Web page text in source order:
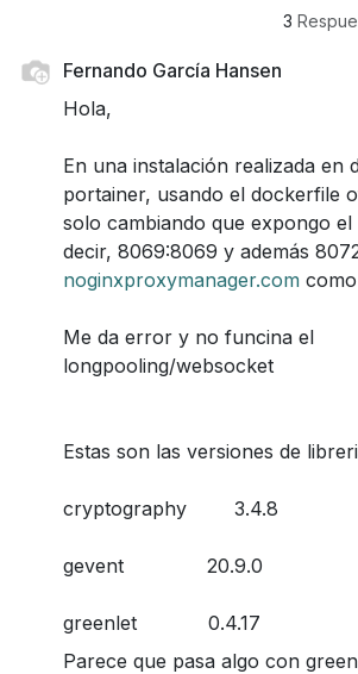
3
Fernando García Hansen
Hola,
En una instalación realizada en
portainer, usando el dockerfile
solo cambiando que expongo
decir, 8069:8069 y además
noginxproxymanager.com
Me da error y no funcina el
longpooling/websocket
Estas son las versiones de
cryptography 3.4.8
gevent 20.9.0
greenlet 0.4.17
Parece que pasa algo con